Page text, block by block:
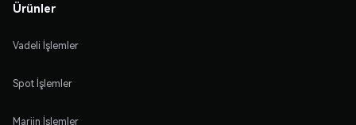
Ürünler
Vadeli İşlemler
Spot İşlemler
Marjin İşlemler